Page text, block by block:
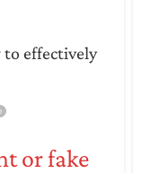
to effectively
or fake